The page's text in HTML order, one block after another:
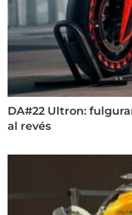
DA#22 Ultron:
al revés